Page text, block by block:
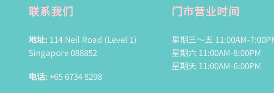
联系我们
地址: 114 Neil Road (Level 1)
Singapore 088852
电话: +65 6734 8298
门市营业时间
星期三～五 11:00AM-
星期六 11:00AM-8:00PM
星期天 11:00AM-6:00PM